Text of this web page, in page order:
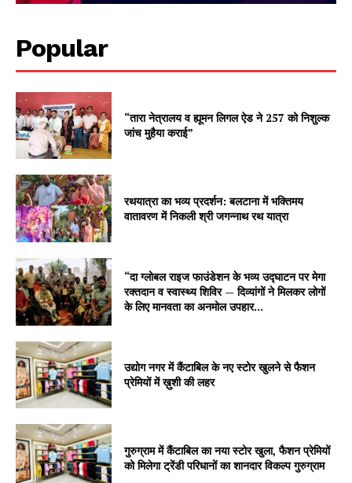
Popular
“तारा नेत्रालय व ह्यूमन लिगल ऐड ने 257 को निशुल्क
जांच मुहैया कराई”
रथयात्रा का भव्य प्रदर्शन: बलटाना में भक्तिमय
वातावरण में निकली श्री जगन्नाथ रथ यात्रा
“दा ग्लोबल राइज फाउंडेशन के भव्य उद्घाटन पर मेगा
रक्तदान व स्वास्थ्य शिविर — दिव्यांगों ने मिलकर लोगों
के लिए मानवता का अनमोल उपहार...
उद्योग नगर में कैंटाबिल के नए स्टोर खुलने से फैशन
प्रेमियों में ख़ुशी की लहर
गुरुग्राम में कैंटाबिल का नया स्टोर खुला, फैशन प्रेमियों
को मिलेगा ट्रेंडी परिधानों का शानदार विकल्प गुरुग्राम